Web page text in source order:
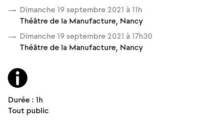
Dimanche 19 septembre 2021 à 11h
Théâtre de la Manufacture, Nancy
Dimanche 19 septembre 2021 à 17h30
Théâtre de la Manufacture, Nancy
Informations
complémentaires
Durée : 1h
Tout public